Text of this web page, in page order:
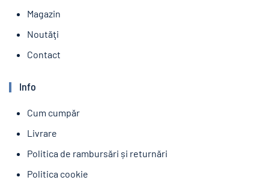
Magazin
Noutăţi
Contact
Info
Cum cumpăr
Livrare
Politica de rambursări și returnări
Politica cookie